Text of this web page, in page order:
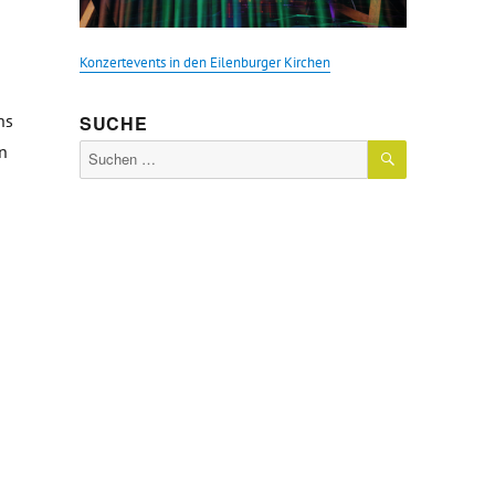
zu Eilenburg 1646-2026“
Konzertevents in den Eilenburger Kirchen
SUCHE
Suche
nach:
SUCHEN